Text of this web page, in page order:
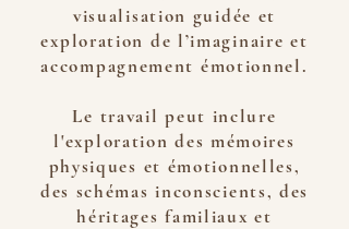
visualisation guidée et
exploration de l’imaginaire et
accompagnement émotionnel.
Le travail peut inclure
l'exploration des mémoires
physiques et émotionnelles,
des schémas inconscients, des
héritages familiaux et